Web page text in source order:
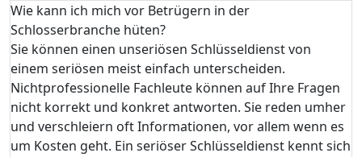
Wie kann ich mich vor Betrügern in der
Schlosserbranche hüten?
Sie können einen unseriösen Schlüsseldienst von
einem seriösen meist einfach unterscheiden.
Nichtprofessionelle Fachleute können auf Ihre Fragen
nicht korrekt und konkret antworten. Sie reden umher
und verschleiern oft Informationen, vor allem wenn es
um Kosten geht. Ein seriöser Schlüsseldienst kennt sich